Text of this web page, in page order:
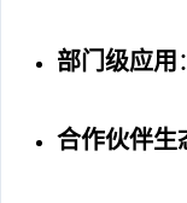
部门级应用
合作伙伴生